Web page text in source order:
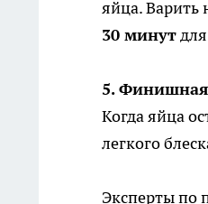
яйца. Варить
30 минут
5.
Когда яйца
легкого
Эксперты по